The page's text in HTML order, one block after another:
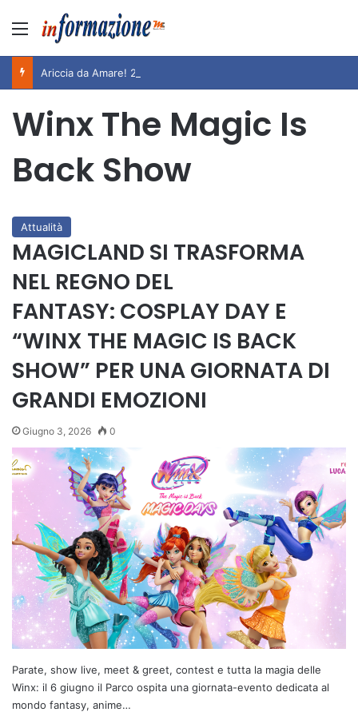
Menu
Winx The Magic Is
Back Show
Attualità
MAGICLAND SI TRASFORMA
NEL REGNO DEL
FANTASY: COSPLAY DAY E
“WINX THE MAGIC IS BACK
SHOW” PER UNA GIORNATA DI
GRANDI EMOZIONI
Giugno 3, 2026 0
Parate, show live, meet & greet, contest e tutta la magia delle
Winx: il 6 giugno il Parco ospita una giornata-evento dedicata al
mondo fantasy, anime…